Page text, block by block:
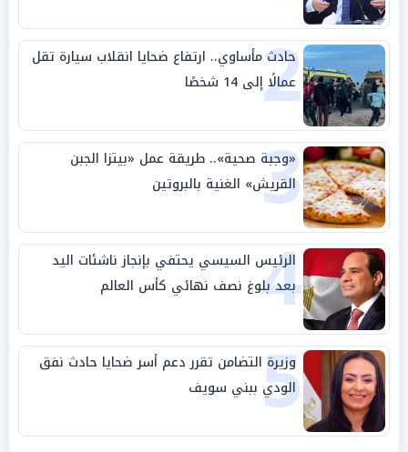
2
حادث مأساوي.. ارتفاع ضحايا انقلاب سيارة تقل
عمالًا إلى 14 شخصًا
3
«وجبة صحية».. طريقة عمل «بيتزا الجبن
القريش» الغنية بالبروتين
4
الرئيس السيسي يحتفي بإنجاز ناشئات اليد
بعد بلوغ نصف نهائي كأس العالم
5
وزيرة التضامن تقرر دعم أسر ضحايا حادث نفق
الودي ببني سويف